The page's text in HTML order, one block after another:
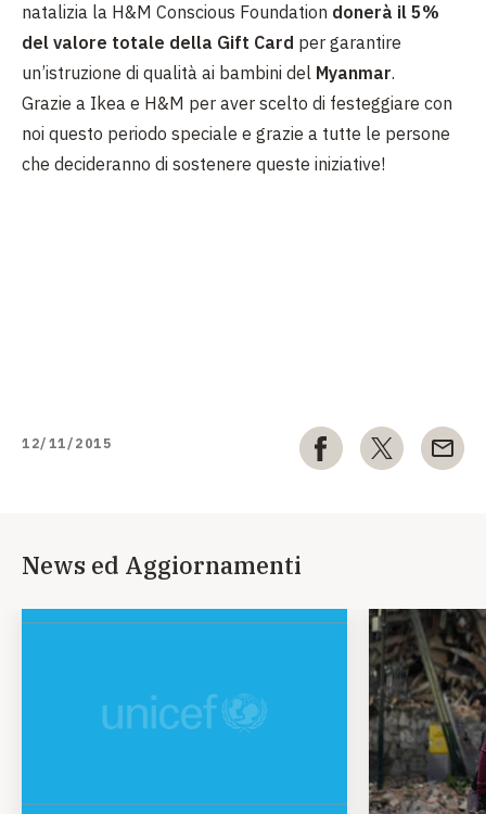
natalizia la H&M Conscious Foundation donerà il 5%
del valore totale della Gift Card per garantire
un’istruzione di qualità ai bambini del Myanmar.
Grazie a Ikea e H&M per aver scelto di festeggiare con
noi questo periodo speciale e grazie a tutte le persone
che decideranno di sostenere queste iniziative!
12/11/2015
News ed Aggiornamenti